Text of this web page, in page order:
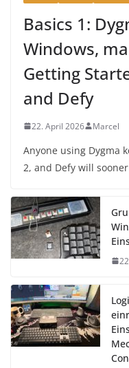
Basics 1:
Windows,
Getting
and Defy
22. April 2026 Marcel
Anyone using Dygma
2, and Defy will